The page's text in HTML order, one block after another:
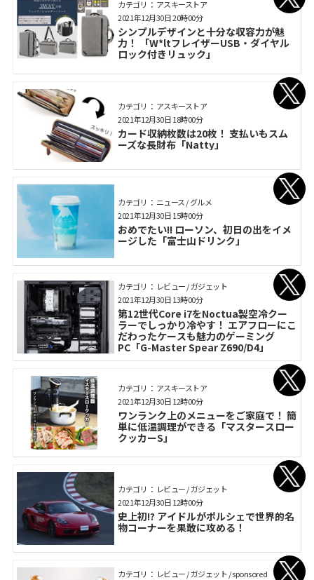
カテゴリ： アスキーストア
シンプルデザインと十分な収容力が魅
力！ 「W*ltフレイザーUSB・ダイヤル
ロック付きリュック」
2021年12月30日 20時00分
カテゴリ： アスキーストア
カード収納枚数は20枚！ 支払いもスム
ーズな長財布「Natty」
2021年12月30日 18時00分
カテゴリ： ニュース / グルメ
おめでたい!! ローソン、初日の出をイメ
ージした「富士山ドリンク」
2021年12月30日 15時00分
カテゴリ： レビュー / ガジェット
第12世代Core i7をNoctua製空冷クー
ラーでしっかり冷やす！ エアフローにこ
だわったケースも魅力のゲーミング
PC「G-Master Spear Z690/D4」
2021年12月30日 13時00分
カテゴリ： アスキーストア
ワンランク上のメニューをご家庭で！ 簡
単に低温調理ができる「マスタースロー
クッカーS」
2021年12月30日 12時00分
カテゴリ： レビュー / ガジェット
史上初!? アイドルがポルシェで世界的名
物コーナーを果敢に攻める！
2021年12月30日 12時00分
カテゴリ： レビュー / ガジェット / sponsored